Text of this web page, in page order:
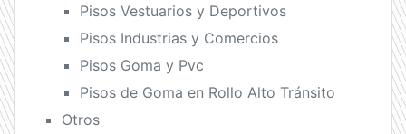
Pisos Vestuarios y Deportivos
Pisos Industrias y Comercios
Pisos Goma y Pvc
Pisos de Goma en Rollo Alto Tránsito
Otros